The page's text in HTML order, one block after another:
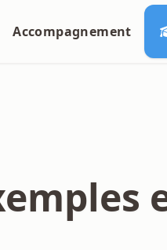
Accompagnement